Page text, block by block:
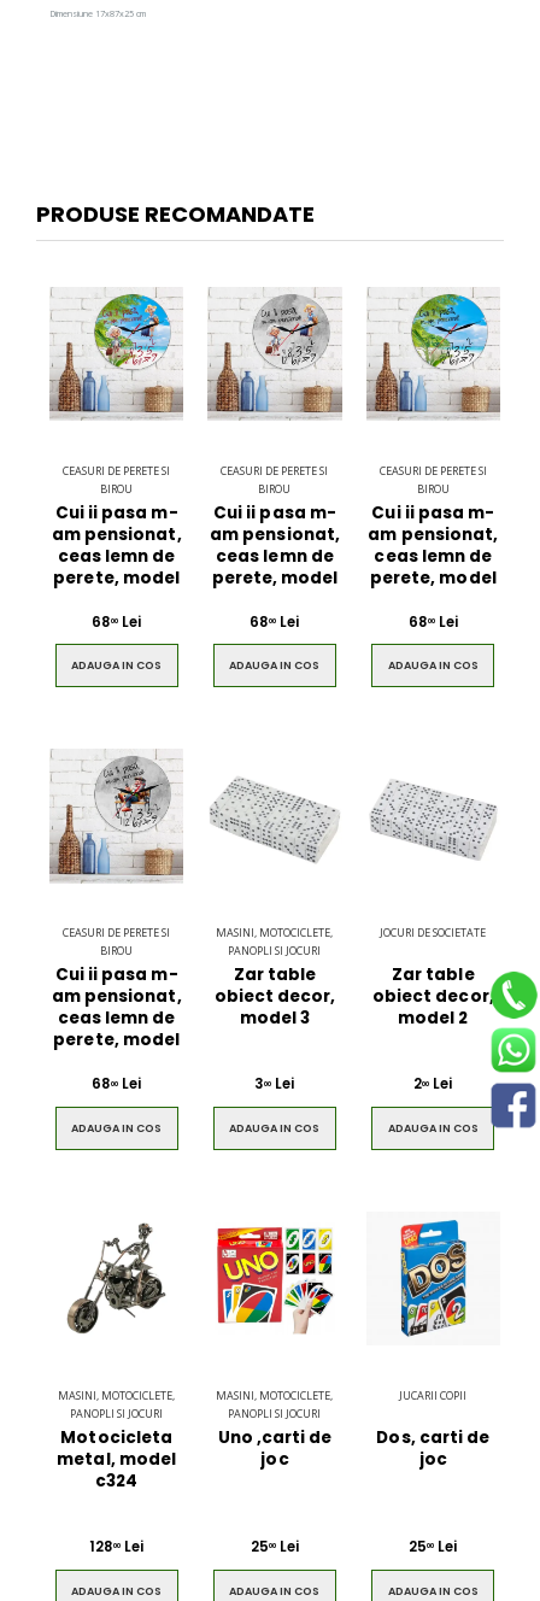
Dimensiune 17x87x25 cm
PRODUSE RECOMANDATE
CEASURI DE PERETE SI
BIROU
Cui ii pasa m-
am pensionat,
ceas lemn de
perete, model
6800 Lei
ADAUGA IN COS
CEASURI DE PERETE SI
BIROU
Cui ii pasa m-
am pensionat,
ceas lemn de
perete, model
6800 Lei
ADAUGA IN COS
CEASURI DE PERETE SI
BIROU
Cui ii pasa m-
am pensionat,
ceas lemn de
perete, model
6800Lei
ADAUGA IN COS
CEASURI DE PERETE SI
BIROU
Cui ii pasa m-
am pensionat,
ceas lemn de
perete, model
6800 Lei
ADAUGA IN COS
MASINI, MOTOCICLETE,
PANOPLI SI JOCURI
Zar table
obiect decor,
model 3
300 Lei
ADAUGA IN COS
JOCURI DE SOCIETATE
Zar table
obiect decor,
model 2
200 Lei
ADAUGA IN COS
MASINI, MOTOCICLETE,
PANOPLI SI JOCURI
Motocicleta
metal, model
c324
12800 Lei
ADAUGA IN COS
MASINI, MOTOCICLETE,
PANOPLI SI JOCURI
Uno ,carti de
joc
2500Lei
ADAUGA IN COS
JUCARII COPII
Dos, carti de
joc
2500 Lei
ADAUGA IN COS